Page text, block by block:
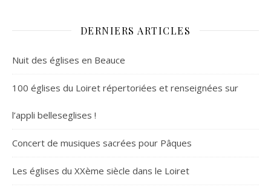
DERNIERS ARTICLES
Nuit des églises en Beauce
100 églises du Loiret répertoriées et renseignées sur
l’appli belleseglises !
Concert de musiques sacrées pour Pâques
Les églises du XXème siècle dans le Loiret